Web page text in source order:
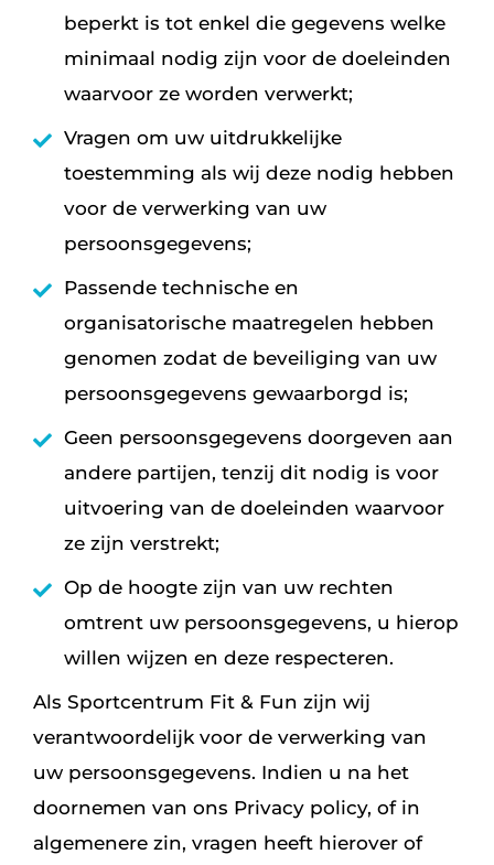
beperkt is tot enkel die gegevens welke
minimaal nodig zijn voor de doeleinden
waarvoor ze worden verwerkt;
Vragen om uw uitdrukkelijke
toestemming als wij deze nodig hebben
voor de verwerking van uw
persoonsgegevens;
Passende technische en
organisatorische maatregelen hebben
genomen zodat de beveiliging van uw
persoonsgegevens gewaarborgd is;
Geen persoonsgegevens doorgeven aan
andere partijen, tenzij dit nodig is voor
uitvoering van de doeleinden waarvoor
ze zijn verstrekt;
Op de hoogte zijn van uw rechten
omtrent uw persoonsgegevens, u hierop
willen wijzen en deze respecteren.
Als Sportcentrum Fit & Fun zijn wij
verantwoordelijk voor de verwerking van
uw persoonsgegevens. Indien u na het
doornemen van ons Privacy policy, of in
algemenere zin, vragen heeft hierover of